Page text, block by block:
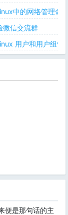
中的网络管理命
微信交流群
用户和用户组管
便是那句话的主